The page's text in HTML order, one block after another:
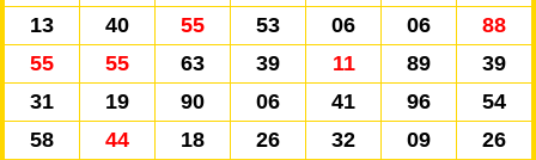
13
40 55 53 06 06
88
55
55 63 39 11 89
39
31
19 90 06 41 96
54
58
44 18 26 32 09
26